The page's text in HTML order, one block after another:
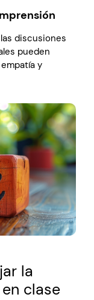
discusiones
pueden
y
la
clase